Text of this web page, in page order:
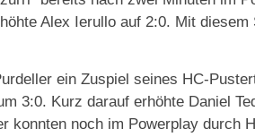
Alex Ierullo auf 2:0. Mit
ein Zuspiel seines HC-
3:0. Kurz darauf erhöhte Daniel
konnten noch im Powerplay durch